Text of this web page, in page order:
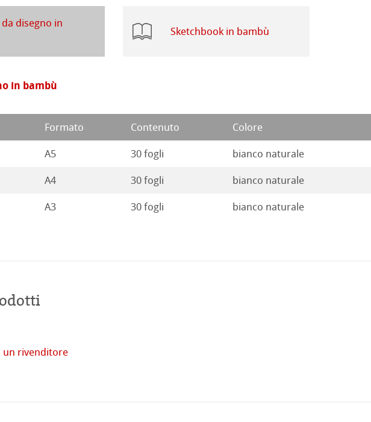
disegno in
Sketchbook in bambù
in bambù
Formato Contenuto Colore
A5 30 fogli bianco naturale
A4 30 fogli bianco naturale
A3 30 fogli bianco naturale
un rivenditore